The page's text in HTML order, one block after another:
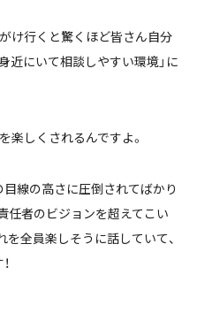
け行くと驚くほど皆さん自分
近にいて相談しやすい環境」に
楽しくされるんですよ。
線の高さに圧倒されてばかり
任者のビジョンを超えてこい
を全員楽しそうに話していて、